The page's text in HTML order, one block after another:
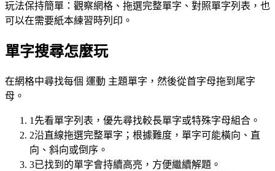
玩法保持簡單：觀察網格、拖選完整單字、對照單字列表，也
可以在需要紙本練習時列印。
單字搜尋怎麼玩
在網格中尋找每個 運動 主題單字，然後從首字母拖到尾字
母。
1 先看單字列表，優先尋找較長單字或特殊字母組合。
2沿直線拖選完整單字；根據難度，單字可能橫向、直
向、斜向或倒序。
3已找到的單字會持續高亮，方便繼續解題。